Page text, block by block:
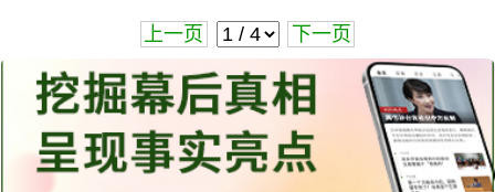
上一页 下一页